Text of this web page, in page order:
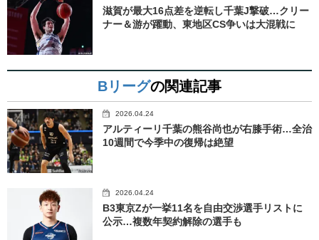
滋賀が最大16点差を逆転し千葉J撃破…クリー
ナー＆游が躍動、東地区CS争いは大混戦に
Bリーグの関連記事
2026.04.24
アルティーリ千葉の熊谷尚也が右膝手術…全治
10週間で今季中の復帰は絶望
2026.04.24
B3東京Zが一挙11名を自由交渉選手リストに
公示…複数年契約解除の選手も